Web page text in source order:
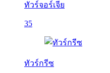
ทัวร์จอร์เจีย
35
ทัวร์กรีซ